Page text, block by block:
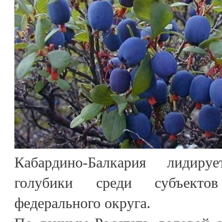
Кабардино-Балкария
голубики среди субъектов
федерального округа.